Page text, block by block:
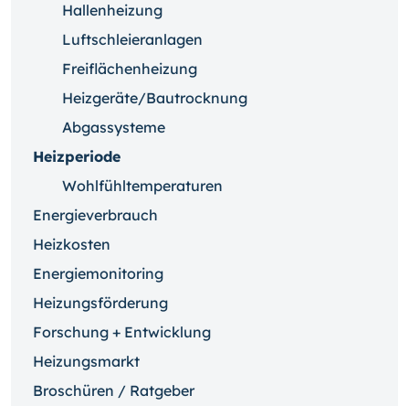
Hallenheizung
Luftschleieranlagen
Freiflächenheizung
Heizgeräte/Bautrocknung
Abgassysteme
Heizperiode
Wohlfühltemperaturen
Energieverbrauch
Heizkosten
Energiemonitoring
Heizungsförderung
Forschung + Entwicklung
Heizungsmarkt
Broschüren / Ratgeber